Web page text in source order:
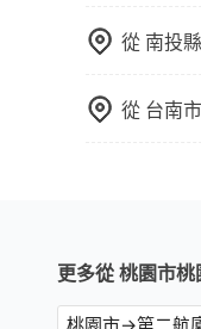
從 南投縣
從 台南市
更多從 桃園市
桃園市→第二航